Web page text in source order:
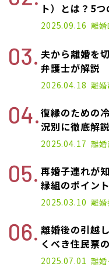
ト）とは？5
2020.11.02
2025.09.16 離婚
夫から離婚を
弁護士が解説
2025.04.17
2026.04.18 離婚
復縁のための
況別に徹底解説
2025.04.17 離婚
再婚子連れが
縁組のポイント
2025.03.10 離婚
離婚後の引越
くべき住民票
2021.09.28
2025.07.01 離婚